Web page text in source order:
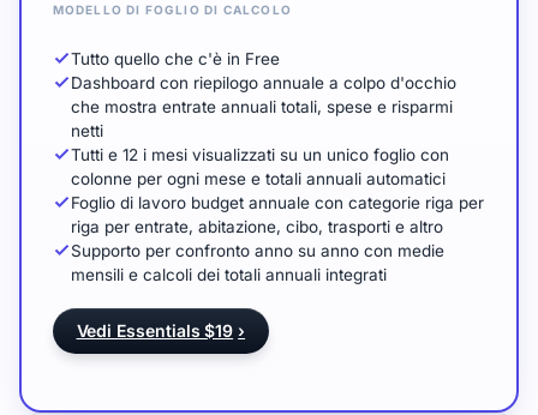
MODELLO DI FOGLIO DI CALCOLO
Tutto quello che c'è in Free
Dashboard con riepilogo annuale a colpo d'occhio
che mostra entrate annuali totali, spese e risparmi
netti
Tutti e 12 i mesi visualizzati su un unico foglio con
colonne per ogni mese e totali annuali automatici
Foglio di lavoro budget annuale con categorie riga per
riga per entrate, abitazione, cibo, trasporti e altro
Supporto per confronto anno su anno con medie
mensili e calcoli dei totali annuali integrati
Vedi Essentials $19 ›